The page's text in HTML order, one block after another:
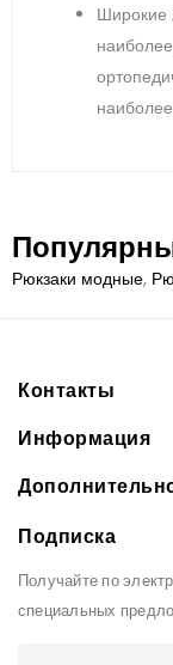
Широкие
Рюкзаки модные,
Контакты
Информация
Подписка
Получайте по
специальных